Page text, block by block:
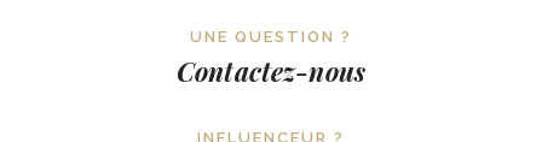
UNE QUESTION ?
Contactez-nous
INFLUENCEUR ?